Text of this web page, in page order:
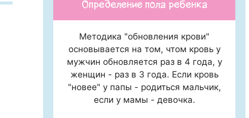
Определение пола ребенка
Методика "обновления крови"
основывается на том, чтом кровь у
мужчин обновляется раз в 4 года, у
женщин - раз в 3 года. Если кровь
"новее" у папы - родиться мальчик,
если у мамы - девочка.